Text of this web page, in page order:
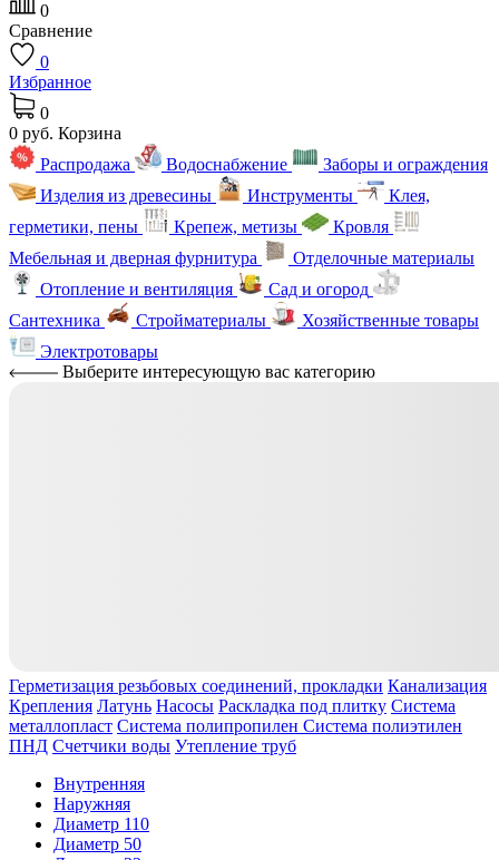
0
Сравнение
0
Избранное
0
0 руб. Корзина
Распродажа
Водоснабжение
Заборы и ограждения
Изделия из древесины
Инструменты
Клея,
герметики, пены
Крепеж, метизы
Кровля
Мебельная и дверная фурнитура
Отделочные материалы
Отопление и вентиляция
Сад и огород
Сантехника
Стройматериалы
Хозяйственные товары
Электротовары
Выберите интересующую вас категорию
Герметизация резьбовых соединений, прокладки Канализация
Крепления Латунь Насосы Раскладка под плитку Система
металлопласт Система полипропилен Система полиэтилен
ПНД Счетчики воды Утепление труб
Внутренняя
Наружняя
Диаметр 110
Диаметр 50